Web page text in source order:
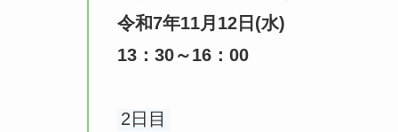
令和7年11月12日(水)
13：30～16：00
2日目